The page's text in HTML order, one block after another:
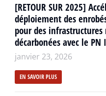
[RETOUR SUR 2025]
déploiement des
pour des infrastructures
décarbonées avec le PN
janvier 23, 2026
EN SAVOIR PLUS